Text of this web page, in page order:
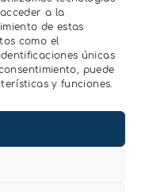
a la
de estas
como el
únicas
puede
y funciones.